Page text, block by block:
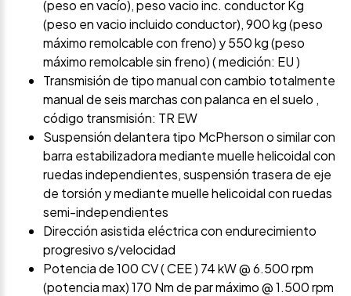
(peso en vacío), peso vacio inc. conductor Kg
(peso en vacio incluido conductor), 900 kg (peso
máximo remolcable con freno) y 550 kg (peso
máximo remolcable sin freno) ( medición: EU )
Transmisión de tipo manual con cambio totalmente
manual de seis marchas con palanca en el suelo ,
código transmisión: TR EW
Suspensión delantera tipo McPherson o similar con
barra estabilizadora mediante muelle helicoidal con
ruedas independientes, suspensión trasera de eje
de torsión y mediante muelle helicoidal con ruedas
semi-independientes
Dirección asistida eléctrica con endurecimiento
progresivo s/velocidad
Potencia de 100 CV ( CEE ) 74 kW @ 6.500 rpm
(potencia max) 170 Nm de par máximo @ 1.500 rpm